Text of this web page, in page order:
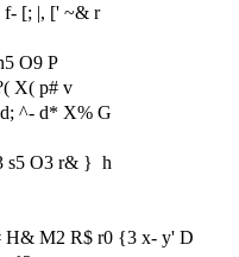
f- [; |, [' ~& r
O9 P
X( p# v
^- d* X% G
s5 O3 r& } h
H& M2 R$ r0 {3 x- y' D